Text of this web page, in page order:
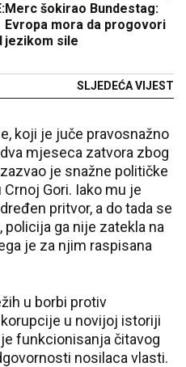
Merc šokirao Bundestag:
Evropa mora da progovori
jezikom sile
SLJEDEĆA VIJEST
koji je juče pravosnažno
mjeseca zatvora zbog
je snažne političke
Gori. Iako mu je
pritvor, a do tada se
ga nije zatekla na
je za njim raspisana
u borbi protiv
u novijoj istoriji
funkcionisanja čitavog
nosilaca vlasti.